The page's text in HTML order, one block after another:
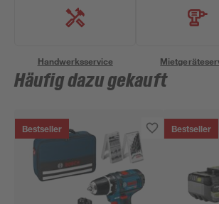
Handwerksservice
Häufig dazu gekauft
Bestseller Bestseller